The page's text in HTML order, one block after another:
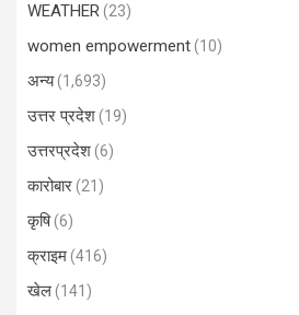
WEATHER(23)
women empowerment(10)
अन्य(1,693)
उत्तर प्रदेश(19)
उत्तरप्रदेश(6)
कारोबार(21)
कृषि(6)
क्राइम(416)
खेल(141)